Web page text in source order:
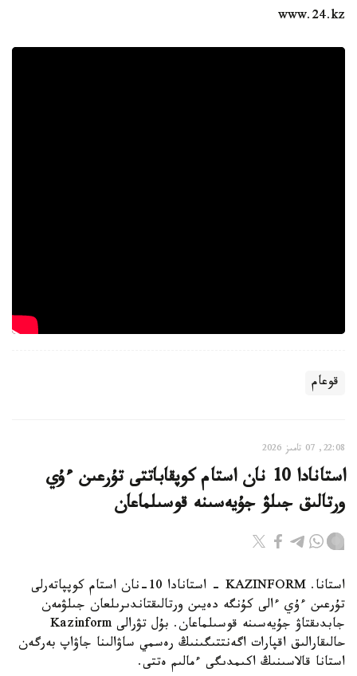
www.24.kz
قوعام
22:08, 07 تامىز 2026
استانادا 10 نان استام كوپقاباتتى تۇرعىن ءۇي
ورتالىق جىلۋ جۇيەسىنە قوسىلماعان
استانا. KAZINFORM - استانادا 10-نان استام كوپپاتەرلى
تۇرعىن ءۇي ءالى كۇنگە دەيىن ورتالىقتاندىرىلعان جىلۋمەن
جابدىقتاۋ جۇيەسىنە قوسىلماعان. بۇل تۋرالى Kazinform
حالىقارالىق اقپارات اگەنتتىگىنىڭ رەسمي ساۋالىنا جاۋاپ بەرگەن
استانا قالاسىنىڭ اكىمدىگى ءمالىم ەتتى.